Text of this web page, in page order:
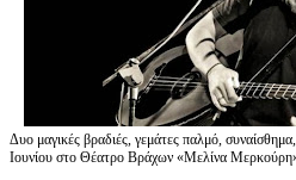
Δυο μαγικές βραδιές, γεμάτες παλμό,
Ιουνίου στο Θέατρο Βράχων «Μελίνα